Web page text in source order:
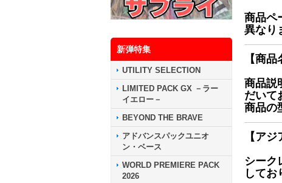
新弾特集
UTILITY SELECTION
LIMITED PACK GX －ラー
イエロー－
BEYOND THE BRAVE
アドバンスパックユニオ
ン・ベース
WORLD PREMIERE PACK
2026
商品ペ
異なり
【商
商品説
だいて
商品の
【ア
シーク
してお